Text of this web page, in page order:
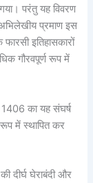
परंतु यह विवरण
अभिलेखीय प्रमाण इस
इतिहासकारों
गौरवपूर्ण रूप में
1406 का यह संघर्ष
रूप में स्थापित कर
दीर्घ घेराबंदी और